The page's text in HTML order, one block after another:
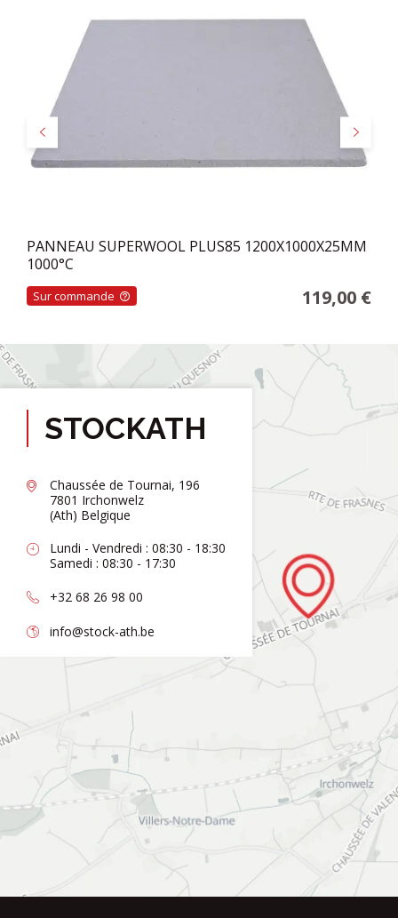
Précédent Suivant
PANNEAU SUPERWOOL PLUS85 1200X1000X25MM
1000°C
Sur commande 119,00 €
STOCKATH
Chaussée de Tournai, 196
7801 Irchonwelz
(Ath) Belgique
Lundi - Vendredi : 08:30 - 18:30
Samedi : 08:30 - 17:30
+32 68 26 98 00
info@stock-ath.be